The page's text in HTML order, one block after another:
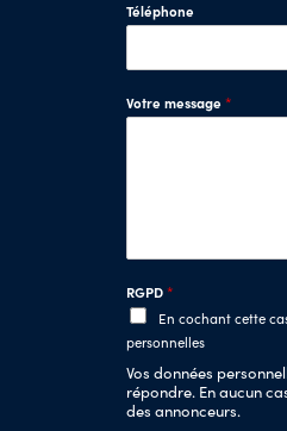
Téléphone
Votre message *
RGPD *
En cochant cette
personnelles
Vos données
répondre. En aucun
des annonceurs.